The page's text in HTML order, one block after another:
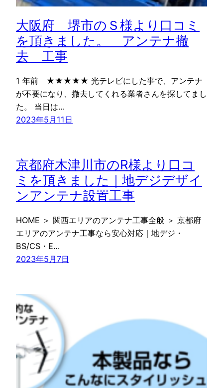
大阪府 堺市のＳ様より口コミ
を頂きました。 アンテナ撤
去 工事
1 年前 ★★★★★ 光テレビにした事で、アンテナ
が不要になり、撤去してくれる業者さんを探してまし
た。 当日は…
2023年5月11日
京都府木津川市のR様より口コ
ミを頂きました｜地デジデザイ
ンアンテナ設置工事
HOME ＞ 関西エリアのアンテナ工事全般 ＞ 京都府
エリアのアンテナ工事なら安心対応｜地デジ・
BS/CS・E…
2023年5月7日